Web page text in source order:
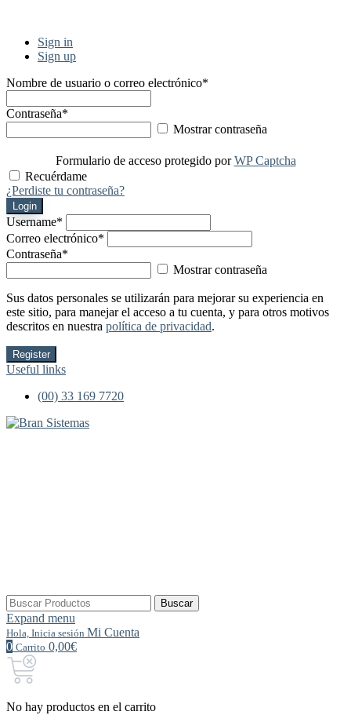
Sign in
Sign up
Nombre de usuario o correo electrónico*
Contraseña*
Mostrar contraseña
Formulario de acceso protegido porWP Captcha
Recuérdame
¿Perdiste tu contraseña?
Login
Username*
Correo electrónico*
Contraseña*
Mostrar contraseña
Sus datos personales se utilizarán para mejorar su experiencia en
este sitio, para manejar el acceso a tu cuenta, y para otros motivos
descritos en nuestra política de privacidad.
Register
Useful links
(00) 33 169 7720
Buscar
por:
Buscar
Expand menu
Hola, Inicia sesión Mi Cuenta
0 Carrito 0,00€
No hay productos en el carrito